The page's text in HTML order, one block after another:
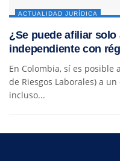
ACTUALIDAD JURÍDICA
¿Se puede afiliar
independiente con
En Colombia, sí es posible
de Riesgos Laborales) a
incluso...